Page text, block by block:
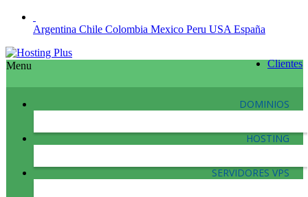
Argentina Chile Colombia Mexico Peru USA España
Clientes
Menu
DOMINIOS
HOSTING
SERVIDORES VPS